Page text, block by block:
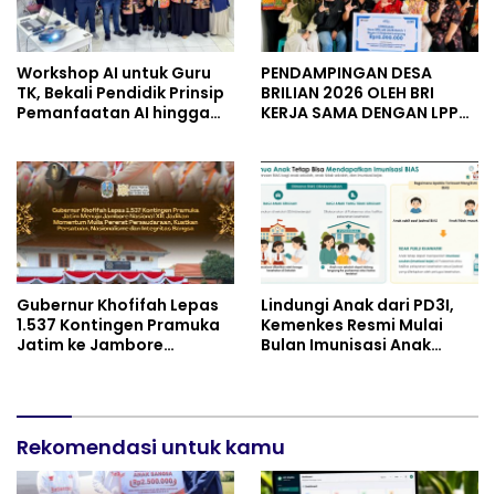
Workshop AI untuk Guru
TK, Bekali Pendidik Prinsip
Pemanfaatan AI hingga
PENDAMPINGAN DESA
BRILIAN 2026 OLEH BRI
KERJA SAMA DENGAN LPPM
Gubernur Khofifah Lepas
1.537 Kontingen Pramuka
Jatim ke Jambore
Semangat Nasionalisme
Lindungi Anak dari PD3I,
Kemenkes Resmi Mulai
Bulan Imunisasi Anak
Rekomendasi untuk kamu